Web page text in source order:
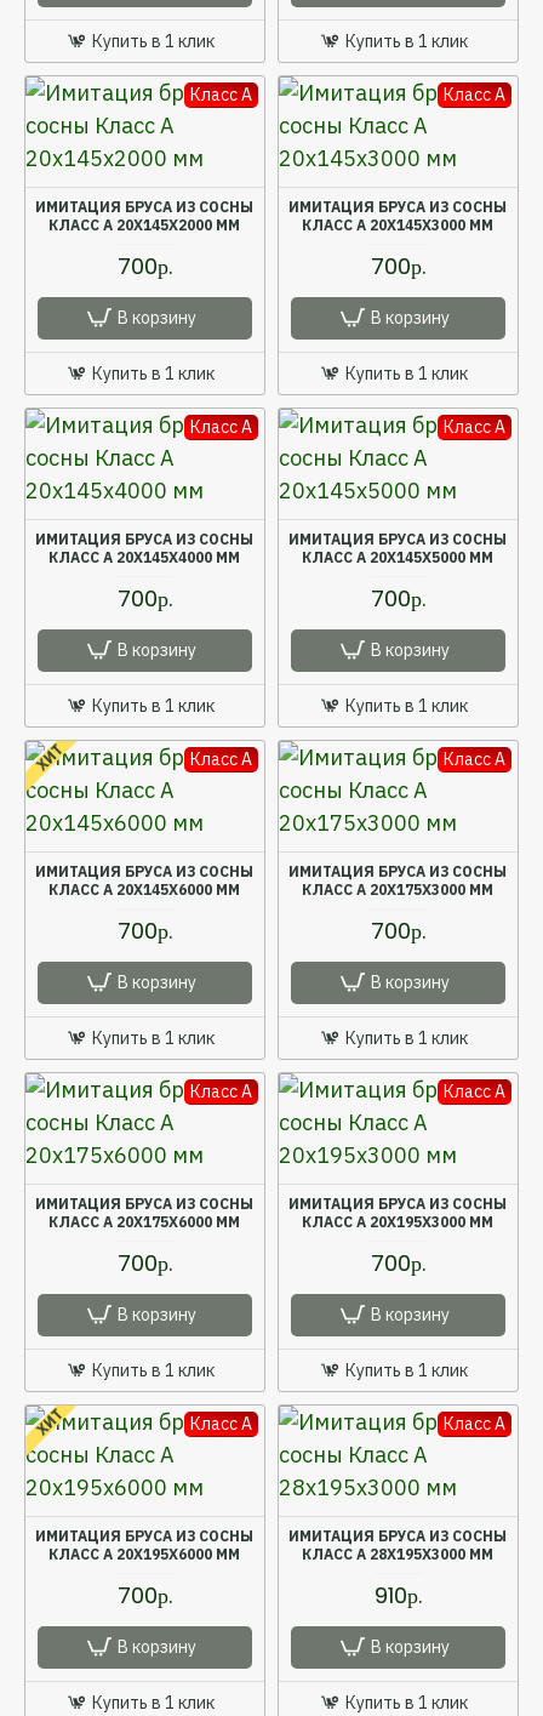
Купить в 1 клик Купить в 1 клик
Класс A
ИМИТАЦИЯ БРУСА ИЗ СОСНЫ
КЛАСС А 20X145X2000 ММ
700р.
В корзину
Купить в 1 клик
Класс A
ИМИТАЦИЯ БРУСА ИЗ СОСНЫ
КЛАСС А 20X145X3000 ММ
700р.
В корзину
Купить в 1 клик
Класс A
ИМИТАЦИЯ БРУСА ИЗ СОСНЫ
КЛАСС А 20X145X4000 ММ
700р.
В корзину
Купить в 1 клик
Класс A
ИМИТАЦИЯ БРУСА ИЗ СОСНЫ
КЛАСС А 20X145X5000 ММ
700р.
В корзину
Купить в 1 клик
ХИТ Класс A
ИМИТАЦИЯ БРУСА ИЗ СОСНЫ
КЛАСС А 20X145X6000 ММ
700р.
В корзину
Купить в 1 клик
Класс A
ИМИТАЦИЯ БРУСА ИЗ СОСНЫ
КЛАСС А 20X175X3000 ММ
700р.
В корзину
Купить в 1 клик
Класс A
ИМИТАЦИЯ БРУСА ИЗ СОСНЫ
КЛАСС А 20X175X6000 ММ
700р.
В корзину
Купить в 1 клик
Класс A
ИМИТАЦИЯ БРУСА ИЗ СОСНЫ
КЛАСС А 20X195X3000 ММ
700р.
В корзину
Купить в 1 клик
ХИТ Класс A
ИМИТАЦИЯ БРУСА ИЗ СОСНЫ
КЛАСС А 20X195X6000 ММ
700р.
В корзину
Купить в 1 клик
Класс A
ИМИТАЦИЯ БРУСА ИЗ СОСНЫ
КЛАСС А 28X195X3000 ММ
910р.
В корзину
Купить в 1 клик